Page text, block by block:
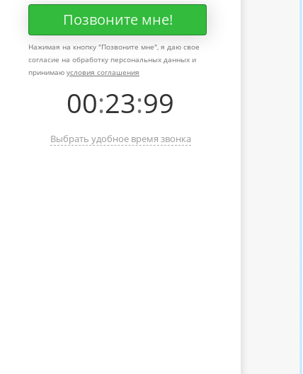
Позвоните мне!
Нажимая на кнопку "Позвоните мне", я даю свое
согласие на обработку персональных данных и
принимаю условия соглашения
00:23:99
Выбрать удобное время звонка